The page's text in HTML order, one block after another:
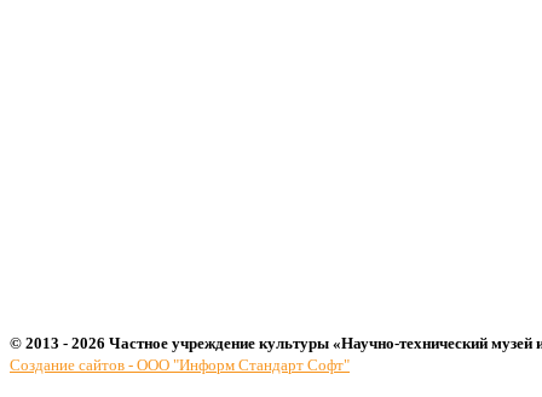
© 2013 - 2026 Частное учреждение культуры «Научно-технический музей
Создание сайтов - ООО "Информ Стандарт Софт"